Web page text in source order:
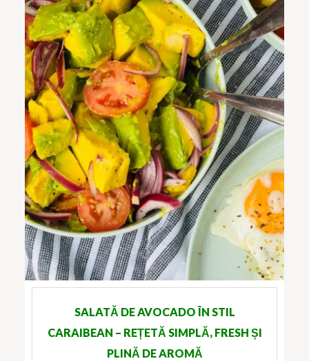
SALATĂ DE AVOCADO ÎN STIL
CARAIBEAN – REȚETĂ SIMPLĂ, FRESH ȘI
PLINĂ DE AROMĂ